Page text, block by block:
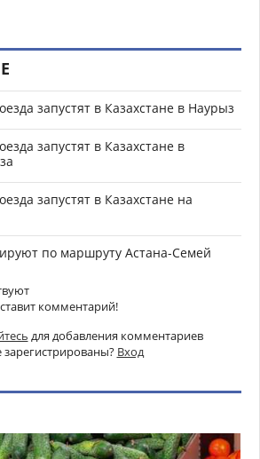
запустят в Казахстане в Наурыз
запустят в Казахстане в
запустят в Казахстане на
по маршруту Астана-Семей
комментарий!
для добавления комментариев
Вход